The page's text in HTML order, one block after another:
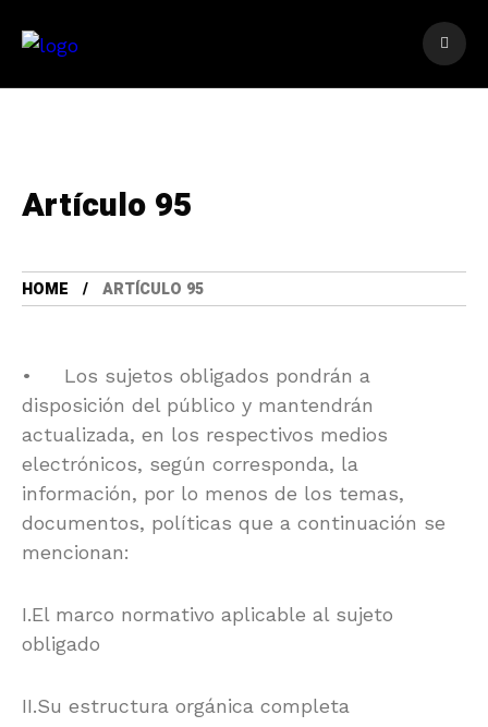
Artículo 95
HOME ARTÍCULO 95
• Los sujetos obligados pondrán a
disposición del público y mantendrán
actualizada, en los respectivos medios
electrónicos, según corresponda, la
información, por lo menos de los temas,
documentos, políticas que a continuación se
mencionan:
I.El marco normativo aplicable al sujeto
obligado
II.Su estructura orgánica completa